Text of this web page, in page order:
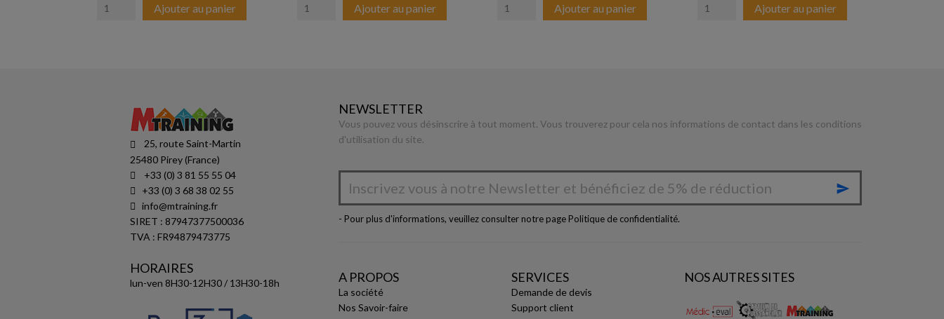
Ajouter au panier Ajouter au panier Ajouter au panier Ajouter au panier
25, route Saint-Martin
25480 Pirey (France)
+33 (0) 3 81 55 55 04
+33 (0) 3 68 38 02 55
info@mtraining.fr
SIRET : 87947377500036
TVA : FR94879473775
HORAIRES
lun-ven 8H30-12H30 / 13H30-18h
NEWSLETTER
Vous pouvez vous désinscrire à tout moment. Vous trouverez pour cela nos informations de contact dans les conditions
d'utilisation du site.

- Pour plus d'informations, veuillez consulter notre page Politique de confidentialité.
A PROPOS
La société
Nos Savoir-faire
SERVICES
Demande de devis
Support client
NOS AUTRES SITES